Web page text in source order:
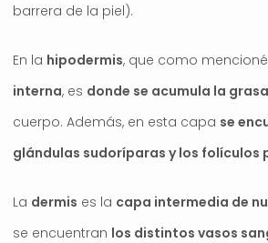
barrera de la piel).
En la hipodermis, que como mencioné
interna, es donde se acumula la grasa
cuerpo. Además, en esta capa se
glándulas sudoríparas y los folículos
La dermis es la capa intermedia de
se encuentran los distintos vasos